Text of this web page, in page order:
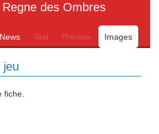
des Ombres
News Test Preview Images
jeu
fiche.